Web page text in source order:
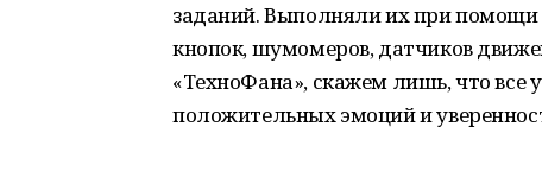
заданий. Выполняли их при
кнопок, шумомеров, датчиков
«ТехноФана», скажем лишь, что
положительных эмоций и